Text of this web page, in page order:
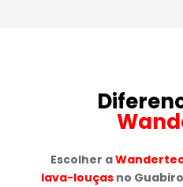
Escolher a
lava-louças no